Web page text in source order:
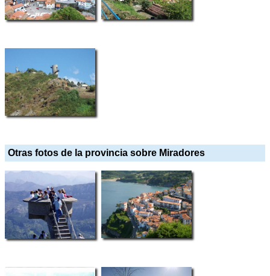
Otras fotos de la provincia sobre Miradores